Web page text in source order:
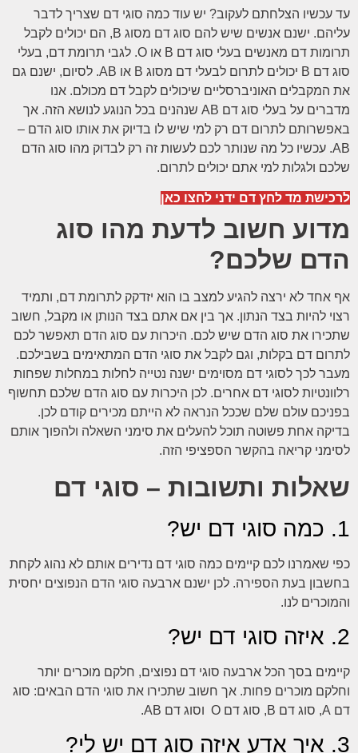
עד עכשיו הצלחתם לעקוב? יש עוד כמה סוגי דם שצריך לדבר
עליהם. ישנם אנשים שיש להם סוג דם מסוג B, הם יכולים לקבל
תרומות דם מאנשים בעלי סוג דם B או O. לגבי תרומת דם, בעלי
סוג דם B יכולים לתרום לבעלי דם מסוג B או AB. לסיום, ישנם גם
את המקבלים האוניברסליים שיכולים לקבל דם מכולם. אנו
מדברים על בעלי סוג דם AB שנהנים בכל הנוגע לנושא הזה. אך
באפשרותם לתרום דם רק למי שיש לו בדיוק את אותו סוג הדם –
AB. עכשיו כל מה שנותר לכם לעשות זה רק לבדוק מהו סוג הדם
שלכם ולגלות למי אתם יכולים לתרום.
לרכישת מד לחץ דם ידני לחצו כאן
מדוע חשוב לדעת מהו סוג
הדם שלכם?
אף אחד לא ירצה להגיע למצב בו הוא יזדקק לתרומת דם, ותמיד
רצוי להיות בצד הנתון. אך בין אם אתם בצד הנותן או מקבל, חשוב
שתכירו את סוג הדם שיש לכם. היכרות עם סוג הדם תאפשר לכם
לתרום דם בקלות, וגם לקבל את סוגי הדם המתאימים בשבילכם.
מעבר לכך לסוגי דם מסוימים ישנה נטייה לחלות במחלות שפחות
רלוונטיות לסוגי דם אחרים. לכן היכרות עם סוג הדם שלכם תחשוף
בפניכם עולם שלם שככל הנראה לא הייתם מכירים קודם לכן.
בדיקה אחת פשוטה תוכל להעלים את סימני השאלה ולהפוך אותם
לסימני קריאה בהקשר הספציפי הזה.
שאלות ותשובות – סוגי דם
1. כמה סוגי דם יש?
כפי שאמרנו לכם קיימים כמה סוגי דם נדירים אותם לא נהוג לקחת
בחשבון בעת הספירה. לכן ישנם ארבעה סוגי הדם הנפוצים יחסית
והמוכרים לנו.
2. איזה סוגי דם יש?
קיימים בסך הכל ארבעה סוגי דם נפוצים, חלקם מוכרים יותר
וחלקם מוכרים פחות. אך חשוב שתכירו את סוגי הדם הבאים: סוג
דם A, סוג דם B, סוג דם O וסוג דם AB.
3. איך אדע איזה סוג דם יש לי?